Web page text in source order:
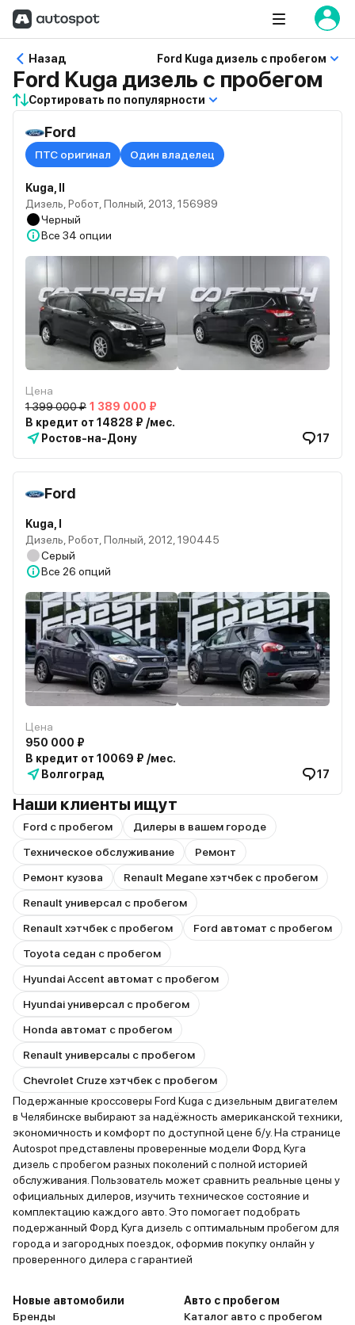
Назад Ford Kuga дизель с пробегом
Ford Kuga дизель с пробегом
Сортировать по популярности
Ford
ПТС оригинал Один владелец
Kuga, II
Дизель, Робот, Полный, 2013, 156989
Черный
Все 34 опции
Цена
1 399 000 ₽ 1 389 000 ₽
В кредит от 14828 ₽ /мес.
Ростов-на-Дону
17
Ford
Kuga, I
Дизель, Робот, Полный, 2012, 190445
Серый
Все 26 опций
Цена
950 000 ₽
В кредит от 10069 ₽ /мес.
Волгоград
17
Наши клиенты ищут
Ford с пробегом
Дилеры в вашем городе
Техническое обслуживание
Ремонт
Ремонт кузова
Renault Megane хэтчбек с пробегом
Renault универсал с пробегом
Renault хэтчбек с пробегом
Ford автомат с пробегом
Toyota седан с пробегом
Hyundai Accent автомат с пробегом
Hyundai универсал с пробегом
Honda автомат с пробегом
Renault универсалы с пробегом
Chevrolet Cruze хэтчбек с пробегом
Подержанные кроссоверы Ford Kuga с дизельным двигателем
в Челябинске выбирают за надёжность американской техники,
экономичность и комфорт по доступной цене б/у. На странице
Autospot представлены проверенные модели Форд Куга
дизель с пробегом разных поколений с полной историей
обслуживания. Пользователь может сравнить реальные цены у
официальных дилеров, изучить техническое состояние и
комплектацию каждого авто. Это помогает подобрать
подержанный Форд Куга дизель с оптимальным пробегом для
города и загородных поездок, оформив покупку онлайн у
проверенного дилера с гарантией
Новые автомобили
Бренды
Авто с пробегом
Каталог авто с пробегом